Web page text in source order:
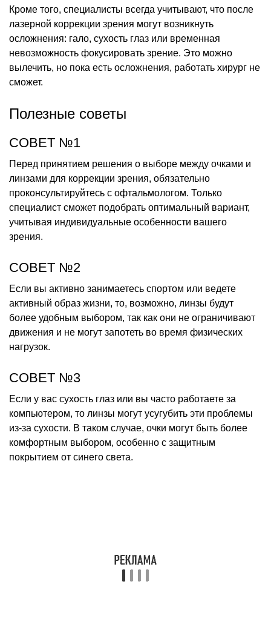
Кроме того, специалисты всегда учитывают, что после
лазерной коррекции зрения могут возникнуть
осложнения: гало, сухость глаз или временная
невозможность фокусировать зрение. Это можно
вылечить, но пока есть осложнения, работать хирург не
сможет.
Полезные советы
СОВЕТ №1
Перед принятием решения о выборе между очками и
линзами для коррекции зрения, обязательно
проконсультируйтесь с офтальмологом. Только
специалист сможет подобрать оптимальный вариант,
учитывая индивидуальные особенности вашего
зрения.
СОВЕТ №2
Если вы активно занимаетесь спортом или ведете
активный образ жизни, то, возможно, линзы будут
более удобным выбором, так как они не ограничивают
движения и не могут запотеть во время физических
нагрузок.
СОВЕТ №3
Если у вас сухость глаз или вы часто работаете за
компьютером, то линзы могут усугубить эти проблемы
из-за сухости. В таком случае, очки могут быть более
комфортным выбором, особенно с защитным
покрытием от синего света.